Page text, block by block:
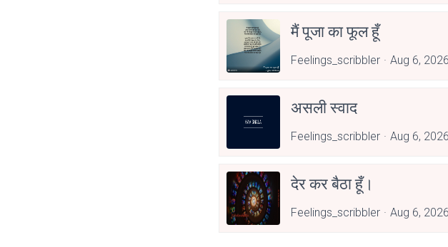
मैं पूजा का फूल हूँ
Feelings_scribbler Aug 6, 2026
असली स्वाद
Feelings_scribbler Aug 6, 2026
देर कर बैठा हूँ।
Feelings_scribbler Aug 6, 2026